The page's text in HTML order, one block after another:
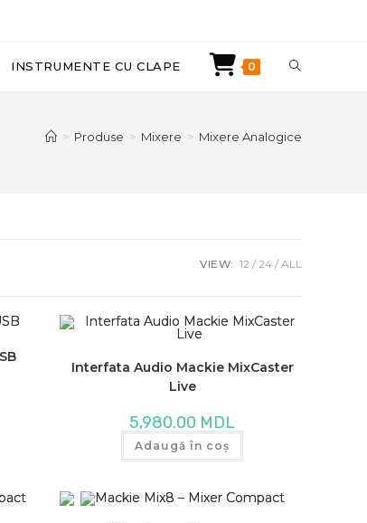
INSTRUMENTE CU CLAPE 0 TOGGLE
> Produse > Mixere > Mixere Analogice
VIEW: 12 24 ALL
Interfata Audio Mackie MixCaster
Live
5,980.00 MDL
Adaugă în coș